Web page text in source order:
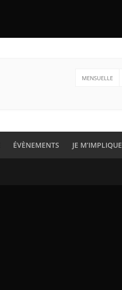
MENSUELLE
ÉVÈNEMENTS JE M’IMPLIQUE